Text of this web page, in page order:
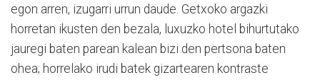
egon arren, izugarri urrun daude. Getxoko argazki
horretan ikusten den bezala, luxuzko hotel bihurtutako
jauregi baten parean kalean bizi den pertsona baten
ohea; horrelako irudi batek gizartearen kontraste